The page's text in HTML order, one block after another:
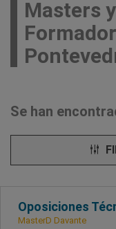
Masters
Se han
Oposiciones
MasterD Davante